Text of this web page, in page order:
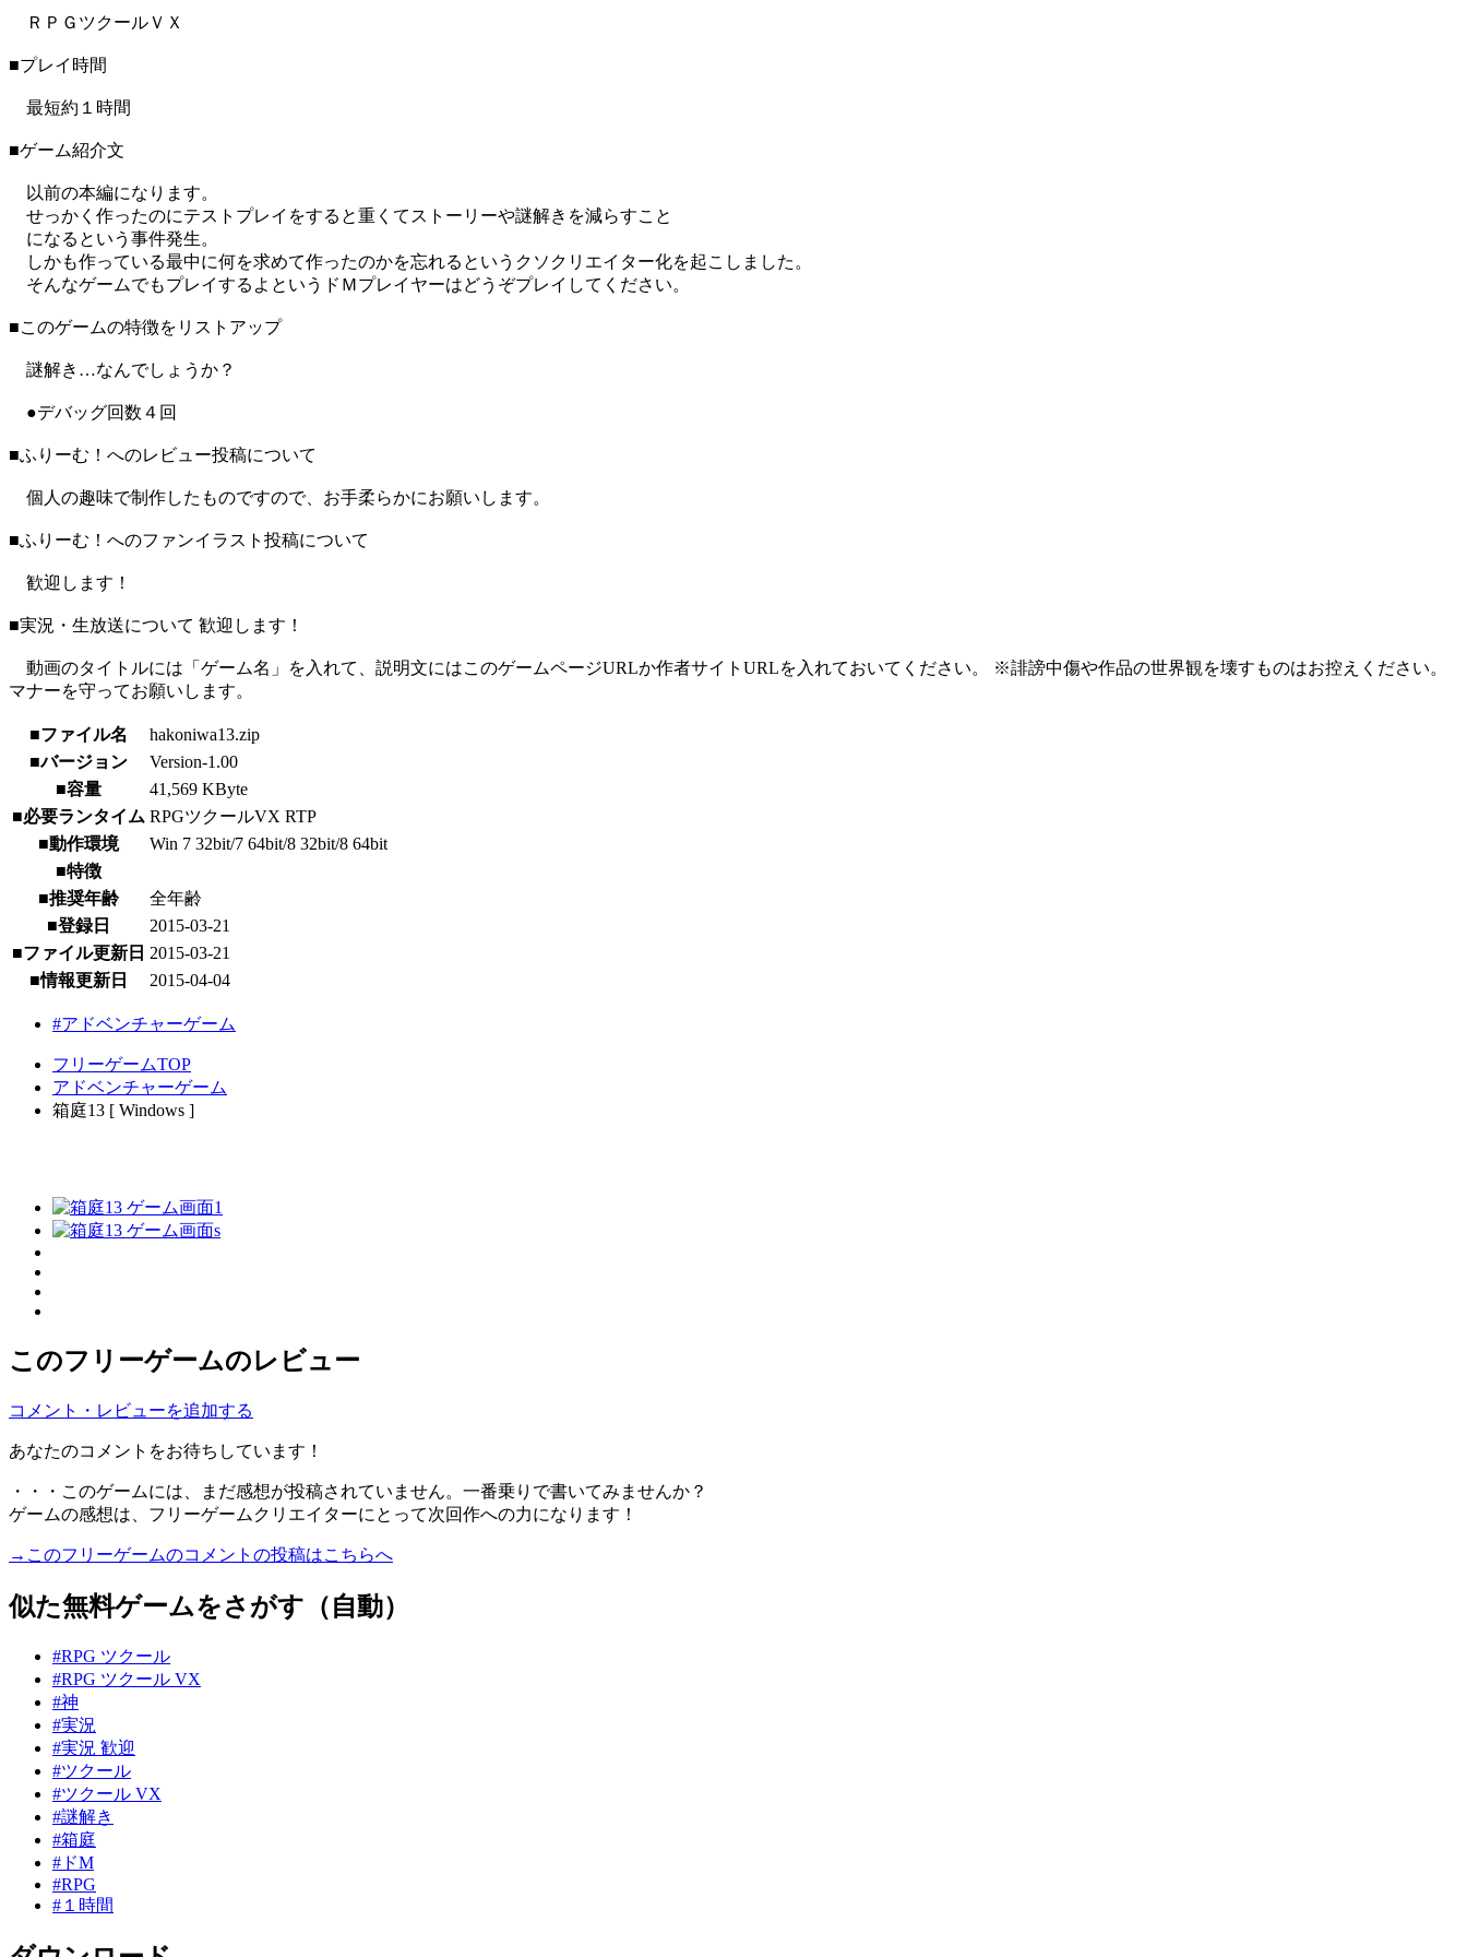
ＲＰＧツクールＶＸ
■プレイ時間
最短約１時間
■ゲーム紹介文
以前の本編になります。
せっかく作ったのにテストプレイをすると重くてストーリーや謎解きを減らすこと
になるという事件発生。
しかも作っている最中に何を求めて作ったのかを忘れるというクソクリエイター化を起こしました。
そんなゲームでもプレイするよというドＭプレイヤーはどうぞプレイしてください。
■このゲームの特徴をリストアップ
謎解き…なんでしょうか？
●デバッグ回数４回
■ふりーむ！へのレビュー投稿について
個人の趣味で制作したものですので、お手柔らかにお願いします。
■ふりーむ！へのファンイラスト投稿について
歓迎します！
■実況・生放送について 歓迎します！
動画のタイトルには「ゲーム名」を入れて、説明文にはこのゲームページURLか作者サイトURLを入れておいてください。 ※誹謗中傷や作品の世界観を壊すものはお控えください。
マナーを守ってお願いします。
■ファイル名
hakoniwa13.zip
■バージョン
Version-1.00
■容量
41,569 KByte
■必要ランタイム RPGツクールVX RTP
■動作環境
Win 7 32bit/7 64bit/8 32bit/8 64bit
■特徴
■推奨年齢
全年齢
■登録日
2015-03-21
■ファイル更新日 2015-03-21
■情報更新日
2015-04-04
#アドベンチャーゲーム
フリーゲームTOP
アドベンチャーゲーム
箱庭13 [ Windows ]
このフリーゲームのレビュー
コメント・レビューを追加する
あなたのコメントをお待ちしています！
・・・このゲームには、まだ感想が投稿されていません。一番乗りで書いてみませんか？
ゲームの感想は、フリーゲームクリエイターにとって次回作への力になります！
→このフリーゲームのコメントの投稿はこちらへ
似た無料ゲームをさがす（自動）
#RPG ツクール
#RPG ツクール VX
#神
#実況
#実況 歓迎
#ツクール
#ツクール VX
#謎解き
#箱庭
#ドM
#RPG
#１時間